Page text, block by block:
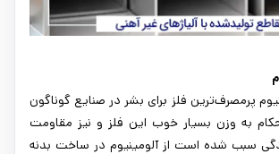
پرمصرف‌ترین فلز برای بشر در صنایع گوناگون
به وزن بسیار خوب این فلز و نیز مقاومت
سبب شده است از آلومینیوم در ساخت بدنه